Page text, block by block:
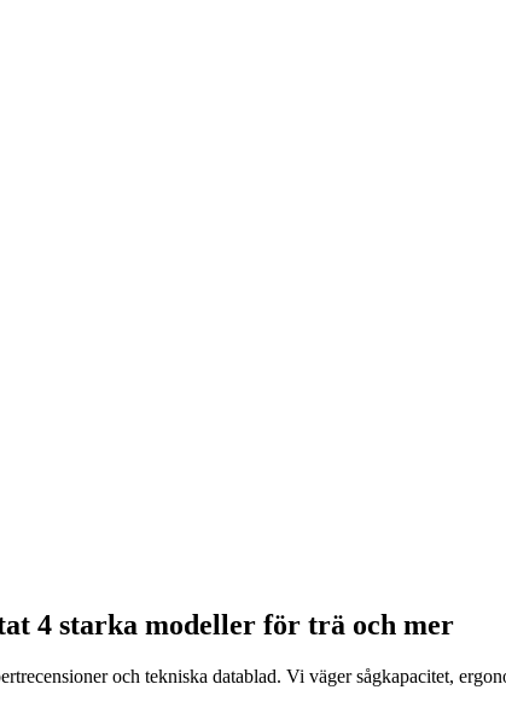
4 starka modeller för trä och mer
och tekniska datablad. Vi väger sågkapacitet,